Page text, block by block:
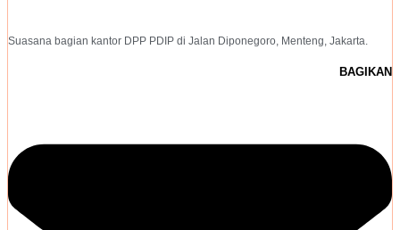
Suasana bagian kantor DPP PDIP di Jalan Diponegoro, Menteng, Jakarta.
BAGIKAN